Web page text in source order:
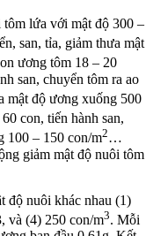
tôm lứa với mật độ 300 –
san, tỉa, giảm thưa mật
ương tôm 18 – 20
san, chuyển tôm ra ao
mật độ ương xuống 500
con, tiến hành san,
100 – 150 con/m2…
giảm mật độ nuôi tôm
độ nuôi khác nhau (1)
và (4) 250 con/m3. Mỗi